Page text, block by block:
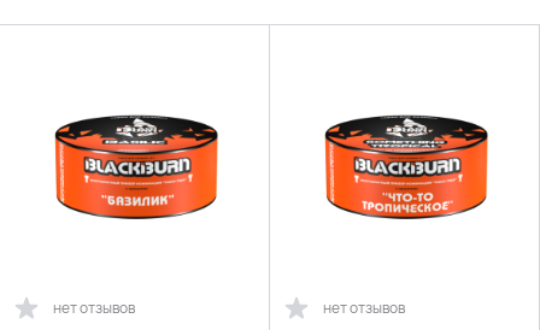
нет отзывов нет отзывов